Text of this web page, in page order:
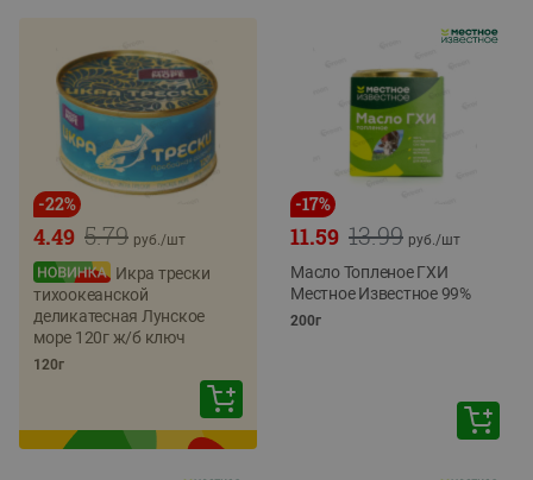
-22%
5.79
4.49 руб./шт
Икра трески
тихоокеанской
деликатесная Лунское
море 120г ж/б ключ
120г
-17%
13.99
11.59 руб./шт
Масло Топленое ГХИ
Местное Известное 99%
200г